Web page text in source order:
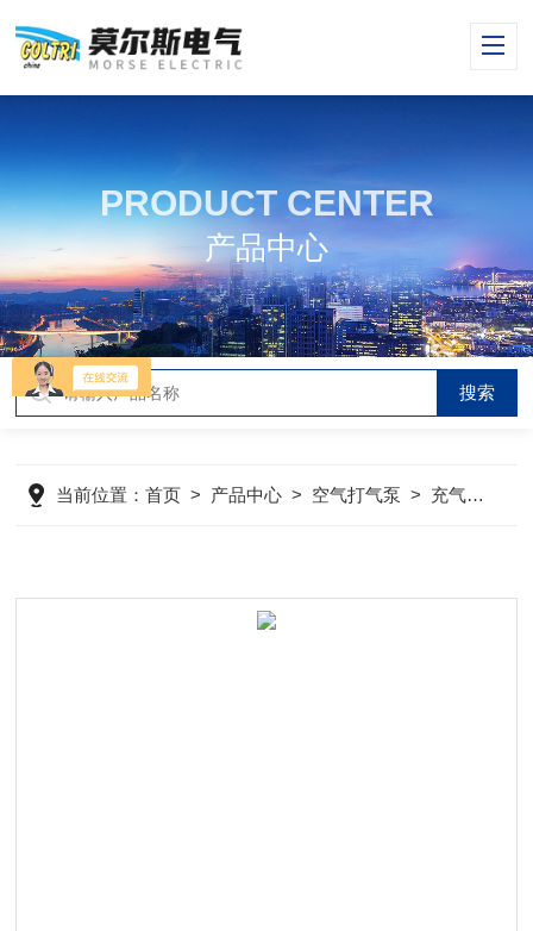
PRODUCT CENTER
产品中心
当前位置：首页 > 产品中心 > 空气打气泵 > 充气泵